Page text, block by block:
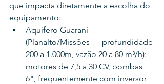
que impacta diretamente a escolha do
equipamento:
Aquífero Guarani
(Planalto/Missões — profundidade
200 a 1.000m, vazão 20 a 80 m³/h):
motores de 7,5 a 30 CV, bombas
6", frequentemente com inversor